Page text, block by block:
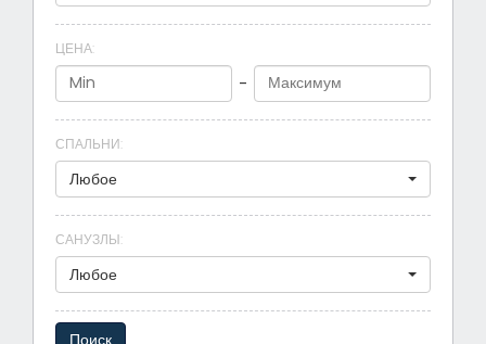
ЦЕНА:
-
СПАЛЬНИ:
Любое
САНУЗЛЫ:
Любое